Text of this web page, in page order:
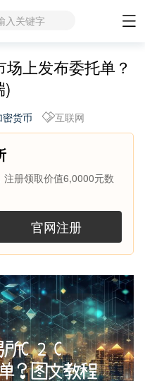
入关键字
上发布委托单？
)
密货币 互联网
册领取价值6,0000元数
官网注册